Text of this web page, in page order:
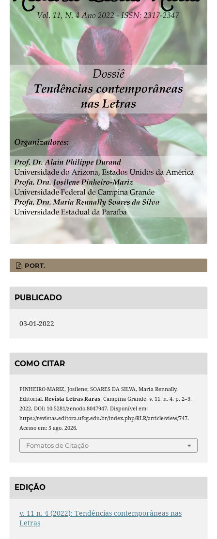
PORT.
PUBLICADO
03-01-2022
COMO CITAR
PINHEIRO-MARIZ, Josilene; SOARES DA SILVA, Maria Rennally.
Editorial. Revista Letras Raras, Campina Grande, v. 11, n. 4, p. 2–3,
2022. DOI: 10.5281/zenodo.8047947. Disponível em:
https://revistas.editora.ufcg.edu.br/index.php/RLR/article/view/747.
Acesso em: 5 ago. 2026.
Fomatos de Citação
EDIÇÃO
v. 11 n. 4 (2022): Tendências contemporâneas nas
Letras